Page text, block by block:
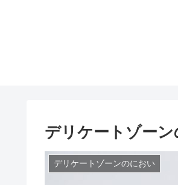
デリケートゾー
デリケートゾーンのにおい